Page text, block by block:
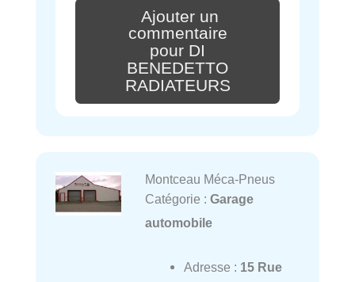
Ajouter un
commentaire
pour DI
BENEDETTO
RADIATEURS
Montceau Méca-Pneus
Catégorie : Garage
automobile
Adresse : 15 Rue